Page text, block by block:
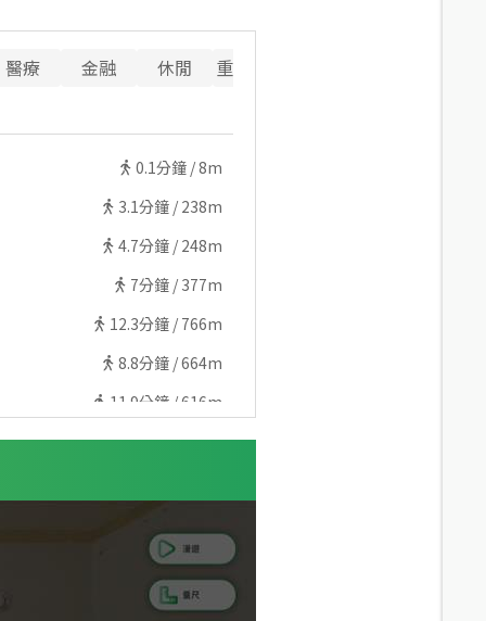
醫療 金融 休閒
重要設施
0.1分鐘 /8m
3.1分鐘 / 238m
4.7分鐘 / 248m
7分鐘 / 377m
12.3分鐘 / 766m
8.8分鐘 /664m
11.9分鐘 /616m
7.2分鐘 /544m